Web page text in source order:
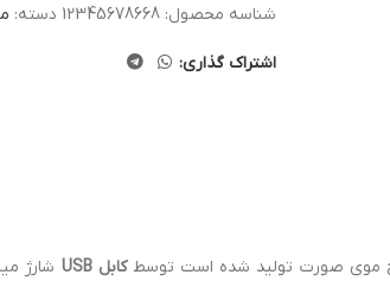
شناسه محصول: 12345678668 دسته:
اشتراک گذاری:
موی صورت تولید شده است توسطکابل USB شارژ